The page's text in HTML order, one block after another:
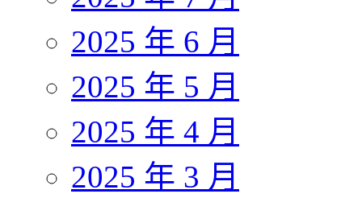
2025 年 6 月
2025 年 5 月
2025 年 4 月
2025 年 3 月